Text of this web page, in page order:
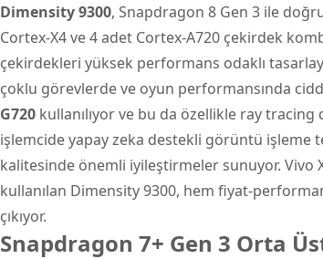
Dimensity 9300, Snapdragon 8 Gen 3 ile
Cortex-X4 ve 4 adet Cortex-A720 çekirdek
çekirdekleri yüksek performans odaklı
çoklu görevlerde ve oyun performansında
G720 kullanılıyor ve bu da özellikle ray tracing
işlemcide yapay zeka destekli görüntü
kalitesinde önemli iyileştirmeler sunuyor. Vivo
kullanılan Dimensity 9300, hem fiyat-
çıkıyor.
Snapdragon 7+ Gen 3 Orta